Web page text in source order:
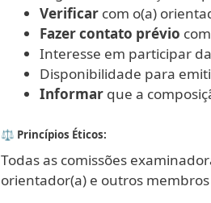
Verificar com o(a)
Fazer contato prévio
Interesse em participar
Disponibilidade para
Informar que a
⚖️ Princípios Éticos:
Todas as comissões
orientador(a) e outros